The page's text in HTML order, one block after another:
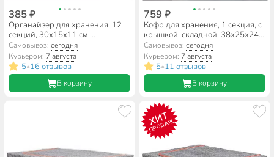
385 ₽
Органайзер для хранения, 12
секций, 30х15х11 см,
нетканный материал, с
молнией, серый, Д70702.021
Самовывоз:сегодня
Курьером: 7 августа
5•16 отзывов
В корзину
759 ₽
Кофр для хранения, 1 секция, с
крышкой, складной, 38х25х24
см, нетканое полотно, с ручкой,
с крышкой, зеленый, Y4-7830
Самовывоз: сегодня
Курьером: 7 августа
5•11 отзывов
В корзину
ХИТ
ПРОДАЖ